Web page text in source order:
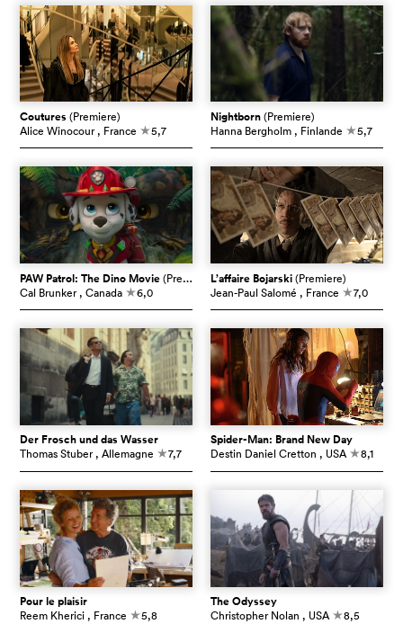
Coutures (Premiere)
Alice Winocour , France c5,7
Nightborn(Premiere)
Hanna Bergholm , Finlande c5,7
PAW Patrol: The Dino Movie(Premiere)
Cal Brunker , Canada c6,0
L’affaire Bojarski(Premiere)
Jean-Paul Salomé , France c7,0
Der Frosch und das Wasser
Thomas Stuber , Allemagne c7,7
Spider-Man: Brand New Day
Destin Daniel Cretton , USA c8,1
Pour le plaisir
Reem Kherici , France c5,8
The Odyssey
Christopher Nolan , USA c8,5